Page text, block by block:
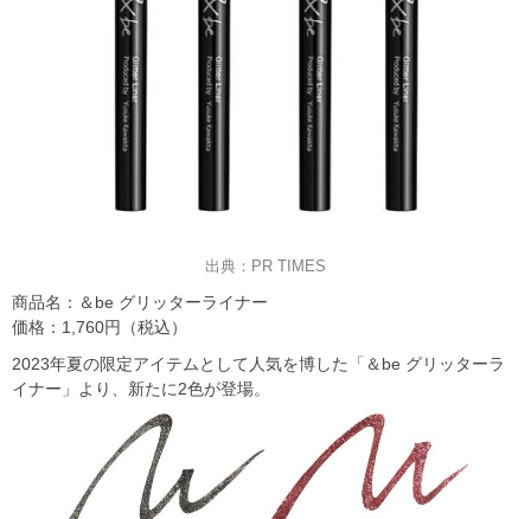
出典：PR TIMES
商品名：＆be グリッターライナー
価格：1,760円（税込）
2023年夏の限定アイテムとして人気を博した「＆be グリッターラ
イナー」より、新たに2色が登場。